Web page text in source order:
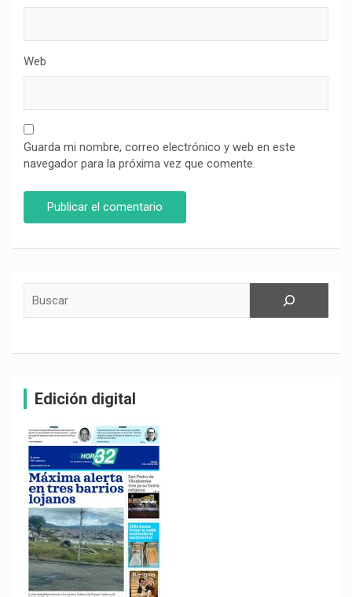
Web
Guarda mi nombre, correo electrónico y web en este
navegador para la próxima vez que comente.
Edición digital